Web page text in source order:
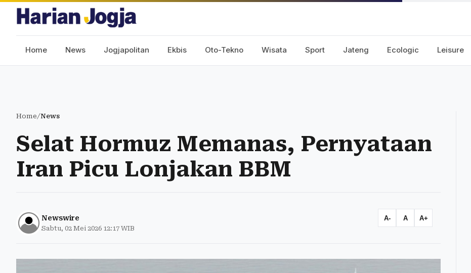
Home News Jogjapolitan Ekbis Oto-Tekno Wisata Sport Jateng Ecologic Leisure
Home/News
Selat Hormuz Memanas, Pernyataan
Iran Picu Lonjakan BBM
Newswire
Sabtu, 02 Mei 2026 12:17 WIB
A- A A+